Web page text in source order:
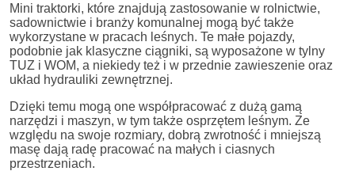
Mini traktorki, które znajdują zastosowanie w rolnictwie,
sadownictwie i branży komunalnej mogą być także
wykorzystane w pracach leśnych. Te małe pojazdy,
podobnie jak klasyczne ciągniki, są wyposażone w tylny
TUZ i WOM, a niekiedy też i w przednie zawieszenie oraz
układ hydrauliki zewnętrznej.
Dzięki temu mogą one współpracować z dużą gamą
narzędzi i maszyn, w tym także osprzętem leśnym. Ze
względu na swoje rozmiary, dobrą zwrotność i mniejszą
masę dają radę pracować na małych i ciasnych
przestrzeniach.